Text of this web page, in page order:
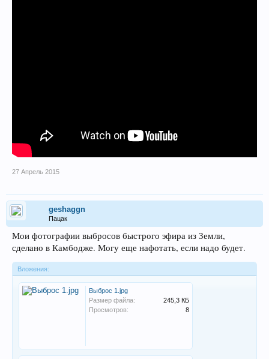
27 Апрель 2015
geshaggn
Пацак
Мои фотографии выбросов быстрого эфира из Земли,
сделано в Камбодже. Могу еще нафотать, если надо будет.
Вложения:
Выброс 1.jpg
Размер файла:
245,3 КБ
Просмотров:
8